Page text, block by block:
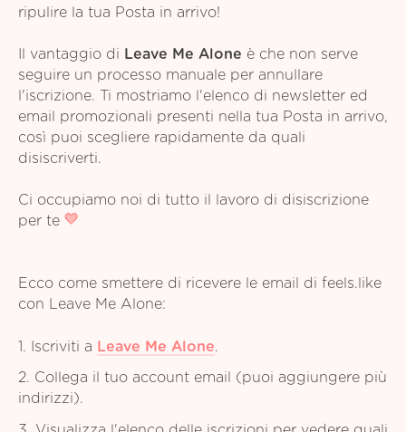
ripulire la tua Posta in arrivo!
Il vantaggio di Leave Me Alone è che non serve
seguire un processo manuale per annullare
l'iscrizione. Ti mostriamo l'elenco di newsletter ed
email promozionali presenti nella tua Posta in arrivo,
così puoi scegliere rapidamente da quali
disiscriverti.
Ci occupiamo noi di tutto il lavoro di disiscrizione
per te
Ecco come smettere di ricevere le email di feels.like
con Leave Me Alone:
1. Iscriviti a Leave Me Alone.
2. Collega il tuo account email (puoi aggiungere più
indirizzi).